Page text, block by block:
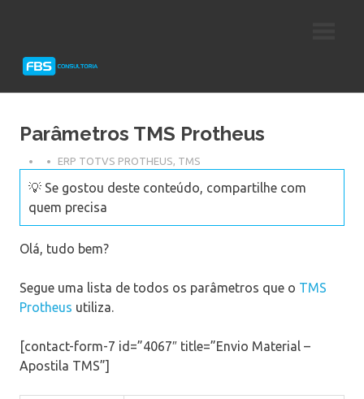
Protheus
Parâmetros TMS Protheus
ERP TOTVS PROTHEUS, TMS
💡 Se gostou deste conteúdo, compartilhe com
quem precisa
Olá, tudo bem?
Segue uma lista de todos os parâmetros que o TMS
Protheus utiliza.
[contact-form-7 id=”4067″ title=”Envio Material –
Apostila TMS”]